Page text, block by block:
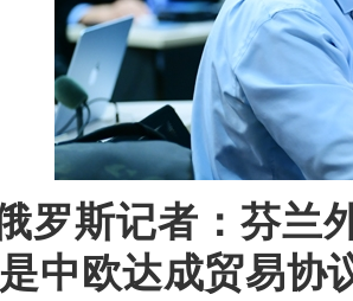
罗斯记者：芬兰
中欧达成贸易协